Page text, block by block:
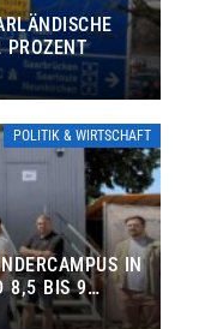
POLITIK & WIRTSCHAFT
IN
8,5 BIS 9